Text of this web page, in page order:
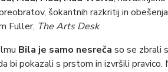
šokantnih razkritij in
Fuller, The Arts Desk
Bila je samo nesreča so se zbrali
bi pokazali s prstom in izvršili pravico.